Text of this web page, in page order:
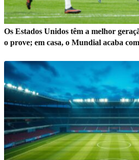
Os Estados Unidos têm a melhor
o prove; em casa, o Mundial acaba